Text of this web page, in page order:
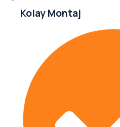
Kolay Montaj